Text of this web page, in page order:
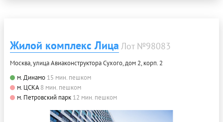
Жилой комплекс Лица Лот №98083
Москва, улица Авиаконструктора Сухого, дом 2, корп. 2
м. Динамо 15 мин. пешком
м. ЦСКА 8 мин. пешком
м. Петровский парк 12 мин. пешком